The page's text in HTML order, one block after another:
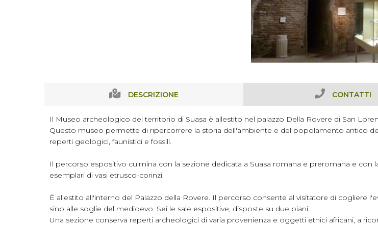
DESCRIZIONE CONTATTI
Il Museo archeologico del territorio di Suasa è allestito nel palazzo Della Rovere di San
Questo museo permette di ripercorrere la storia dell'ambiente e del popolamento antico
reperti geologici, faunistici e fossili.
Il percorso espositivo culmina con la sezione dedicata a Suasa romana e preromana e
esemplari di vasi etrusco-corinzi.
È allestito all'interno del Palazzo della Rovere. Il percorso consente al visitatore di cogliere
sino alle soglie del medioevo. Sei le sale espositive, disposte su due piani.
Una sezione conserva reperti archeologici di varia provenienza e oggetti etnici africani, a